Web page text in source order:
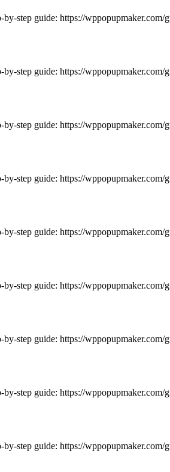
step guide: https://wppopupmaker.com/
step guide: https://wppopupmaker.com/
step guide: https://wppopupmaker.com/
step guide: https://wppopupmaker.com/
step guide: https://wppopupmaker.com/
step guide: https://wppopupmaker.com/
step guide: https://wppopupmaker.com/
step guide: https://wppopupmaker.com/
step guide: https://wppopupmaker.com/